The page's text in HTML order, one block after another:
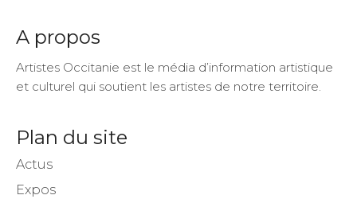
A propos
Artistes Occitanie est le média d’information artistique
et culturel qui soutient les artistes de notre territoire.
Plan du site
Actus
Expos